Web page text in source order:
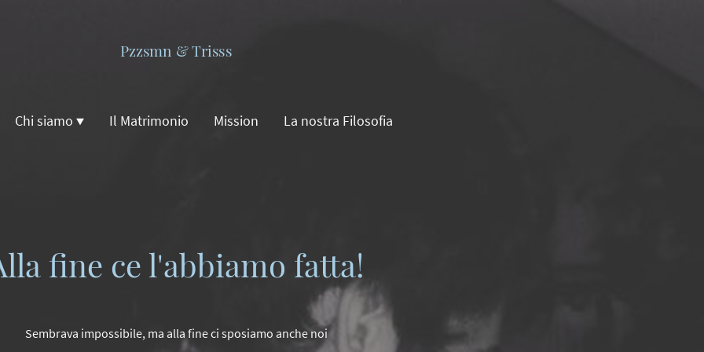
Pzzsmn & Trisss
Chi siamo Il Matrimonio Mission La nostra Filosofia
fine ce l'abbiamo fatta!
Sembrava impossibile, ma alla fine ci sposiamo anche noi